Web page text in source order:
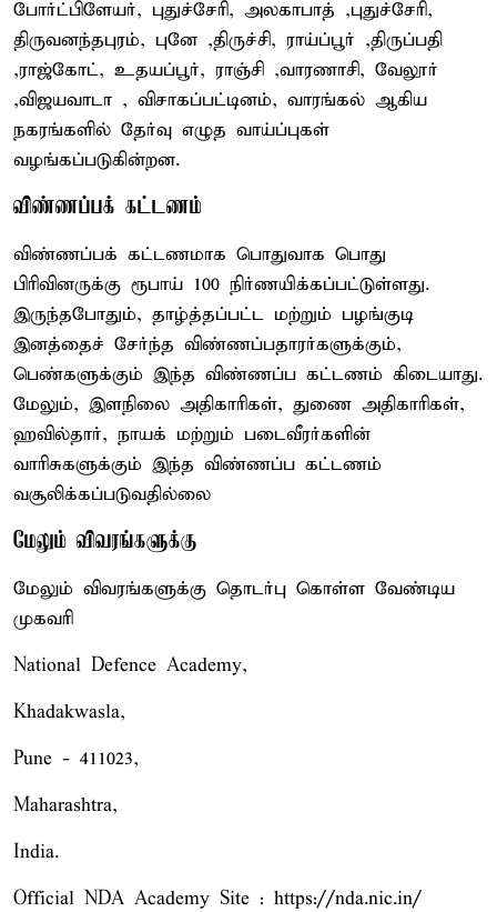
போர்ட்பிளேயர், புதுச்சேரி, அலகாபாத் ,புதுச்சேரி,
திருவனந்தபுரம், புனே ,திருச்சி, ராய்ப்பூர் ,திருப்பதி
,ராஜ்கோட், உதயப்பூர், ராஞ்சி ,வாரணாசி, வேலூர்
,விஜயவாடா , விசாகப்பட்டினம், வாரங்கல் ஆகிய
நகரங்களில் தேர்வு எழுத வாய்ப்புகள்
வழங்கப்படுகின்றன.
விண்ணப்பக் கட்டணம்
விண்ணப்பக் கட்டணமாக பொதுவாக பொது
பிரிவினருக்கு ரூபாய் 100 நிர்ணயிக்கப்பட்டுள்ளது.
இருந்தபோதும், தாழ்த்தப்பட்ட மற்றும் பழங்குடி
இனத்தைச் சேர்ந்த விண்ணப்பதாரர்களுக்கும்,
பெண்களுக்கும் இந்த விண்ணப்ப கட்டணம் கிடையாது.
மேலும், இளநிலை அதிகாரிகள், துணை அதிகாரிகள்,
ஹவில்தார், நாயக் மற்றும் படைவீரர்களின்
வாரிசுகளுக்கும் இந்த விண்ணப்ப கட்டணம்
வசூலிக்கப்படுவதில்லை
மேலும் விவரங்களுக்கு
மேலும் விவரங்களுக்கு தொடர்பு கொள்ள வேண்டிய
முகவரி
National Defence Academy,
Khadakwasla,
Pune - 411023,
Maharashtra,
India.
Official NDA Academy Site : https://nda.nic.in/